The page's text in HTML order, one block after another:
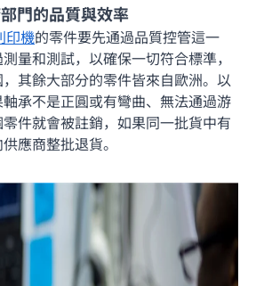
門的品質與效率
印機的零件要先通過品質控管這一
量和測試，以確保一切符合標準，
其餘大部分的零件皆來自歐洲。以
承不是正圓或有彎曲、無法通過游
件就會被註銷，如果同一批貨中有
應商整批退貨。